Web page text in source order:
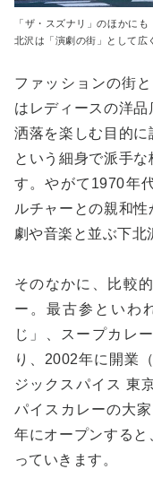
「ザ・スズナリ」のほかに
北沢は「演劇の街」として広
ファッションの街
はレディースの洋
洒落を楽しむ目的に
という細身で派手
す。やがて1970年
ルチャーとの親和
劇や音楽と並ぶ下北
そのなかに、比較
ー。最古参といわ
じ」、スープカレ
り、2002年に開業
ジックスパイス 東
パイスカレーの大
年にオープンする
っていきます。